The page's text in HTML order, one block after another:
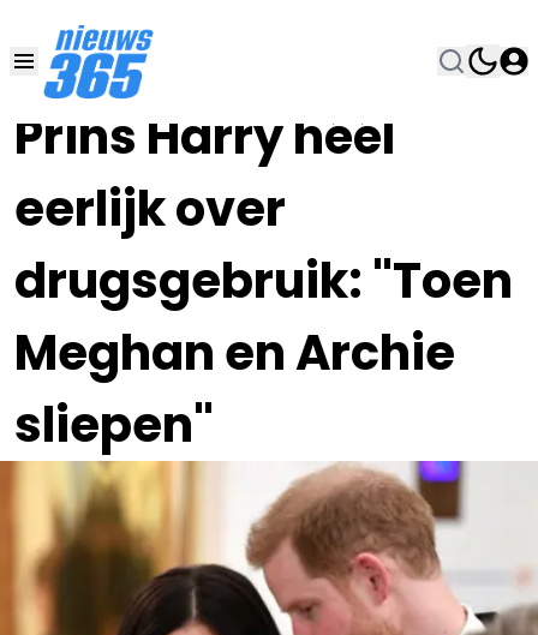
Prins Harry héél
eerlijk over
drugsgebruik: "Toen
Meghan en Archie
sliepen"
11 JAN 2023, 19:30